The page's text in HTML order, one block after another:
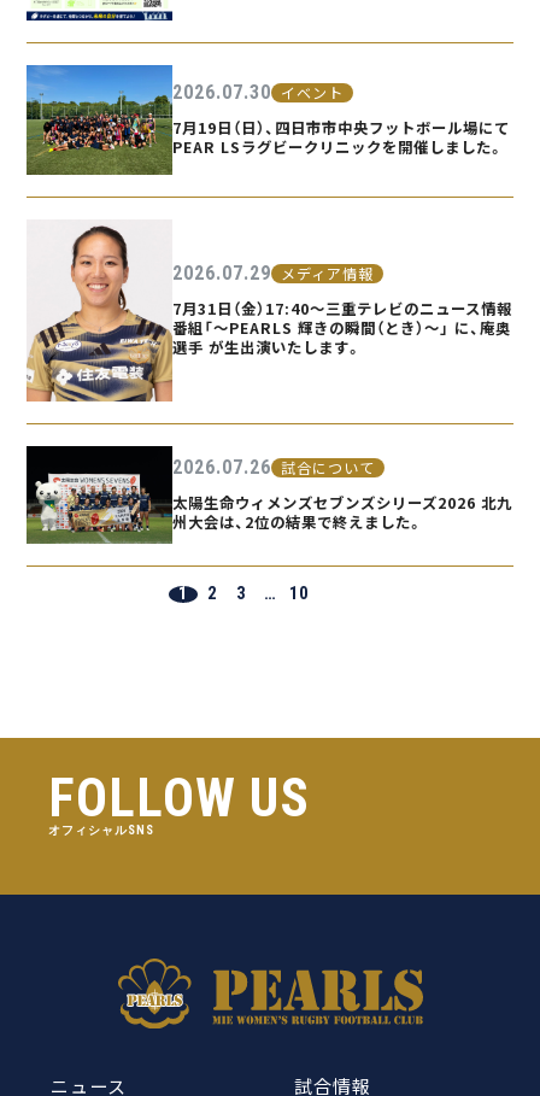
2026.07.30 イベント
7月19日（日）、四日市市中央フットボール場にて
PEAR LSラグビークリニックを開催しました。
2026.07.29 メディア情報
7月31日（金）17:40〜三重テレビのニュース情報
番組「〜PEARLS 輝きの瞬間（とき）〜」 に、庵奥
選手 が生出演いたします。
2026.07.26 試合について
太陽生命ウィメンズセブンズシリーズ2026 北九
州大会は、2位の結果で終えました。
1 2 3 … 10
FOLLOW US
オフィシャルSNS
ニュース 試合情報